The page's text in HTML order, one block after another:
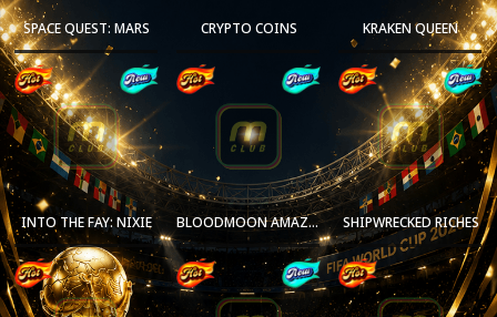
SPACE QUEST: MARS CRYPTO COINS KRAKEN QUEEN
INTO THE FAY: NIXIE BLOODMOON AMAZONIA SHIPWRECKED RICHES